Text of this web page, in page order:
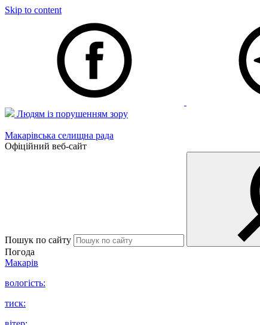
Skip to content
Людям із порушенням зору
Макарівська селищна рада
Офіційний веб-сайт
Пошук по сайту
Погода
Макарів
вологість:
тиск: